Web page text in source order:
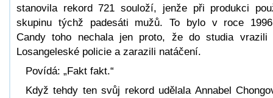
stanovila rekord 721 souloží, jenže při produkci
skupinu týchž padesáti mužů. To bylo v roce
Candy toho nechala jen proto, že do studia vrazili
Losangeleské policie a zarazili natáčení.
Povídá: „Fakt fakt.“
Když tehdy ten svůj rekord udělala Annabel